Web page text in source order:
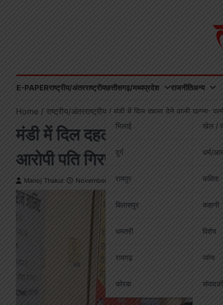
E-PAPERराष्ट्रीय/अंतरराष्ट्रीयछत्तीसगढ़/मध्यप्रदेश
भिलाई
दुर्ग
रायपुर
बिलासपुर
धमतरी
रायगढ़
कोरबा
राजनीतिअन्य
खेल /
धर्म/
कविता
कहानी
विशेष
व्यंग्य
Home राष्ट्रीय/अंतरराष्ट्रीय मंडी में दिल दहला देने वाली घटना:
मंडी में दिल दहला देने वाली
आरोपी पति गिरफ्तार
Manoj Thakur November 16, 2025